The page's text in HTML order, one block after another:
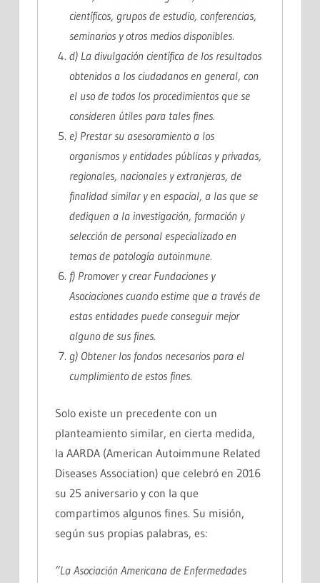
científicos, grupos de estudio, conferencias,
seminarios y otros medios disponibles.
d) La divulgación científica de los resultados
obtenidos a los ciudadanos en general, con
el uso de todos los procedimientos que se
consideren útiles para tales fines.
e) Prestar su asesoramiento a los
organismos y entidades públicas y privadas,
regionales, nacionales y extranjeras, de
finalidad similar y en espacial, a las que se
dediquen a la investigación, formación y
selección de personal especializado en
temas de patología autoinmune.
f) Promover y crear Fundaciones y
Asociaciones cuando estime que a través de
estas entidades puede conseguir mejor
alguno de sus fines.
g) Obtener los fondos necesarios para el
cumplimiento de estos fines.
Solo existe un precedente con un
planteamiento similar, en cierta medida,
la AARDA (American Autoimmune Related
Diseases Association) que celebró en 2016
su 25 aniversario y con la que
compartimos algunos fines. Su misión,
según sus propias palabras, es:
“La Asociación Americana de Enfermedades